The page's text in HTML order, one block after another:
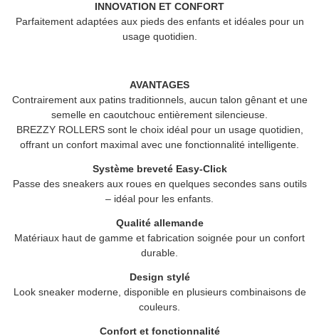
INNOVATION ET CONFORT
Parfaitement adaptées aux pieds des enfants et idéales pour un
usage quotidien.
AVANTAGES
Contrairement aux patins traditionnels, aucun talon gênant et une
semelle en caoutchouc entièrement silencieuse.
BREZZY ROLLERSsont le choix idéal pour un usage quotidien,
offrant un confort maximal avec une fonctionnalité intelligente.
Système breveté Easy-Click
Passe des sneakers aux roues en quelques secondes sans outils
– idéal pour les enfants.
Qualité allemande
Matériaux haut de gamme et fabrication soignée pour un confort
durable.
Design stylé
Look sneaker moderne, disponible en plusieurs combinaisons de
couleurs.
Confort et fonctionnalité